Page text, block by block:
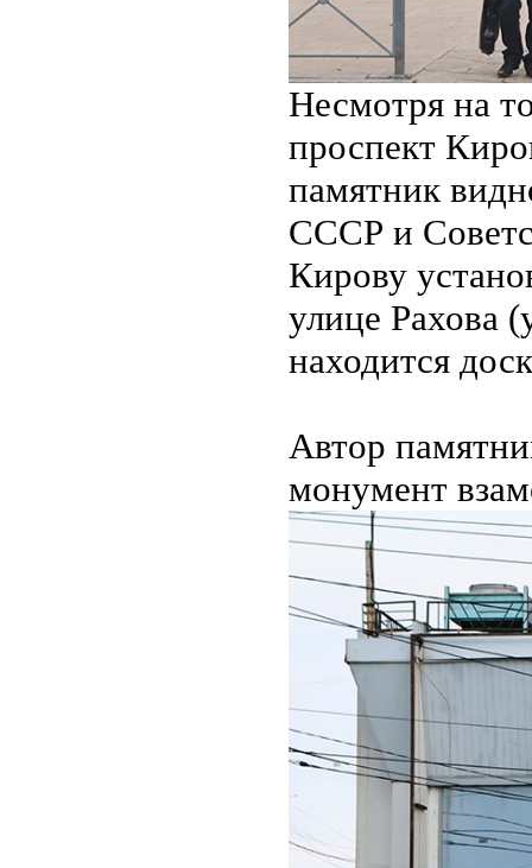
Несмотря на
проспект
памятник
СССР и
Кирову
улице Рахова
находится
Автор
монумент